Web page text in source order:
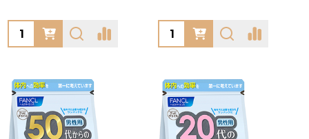
Quantity: Quantity: